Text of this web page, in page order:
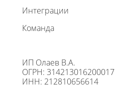
Интеграции
Команда
ИП Олаев В.А.
ОГРН: 314213016200017
ИНН: 212810656614